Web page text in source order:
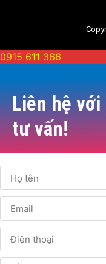
0915 611 366
Liên hệ
tư vấn!